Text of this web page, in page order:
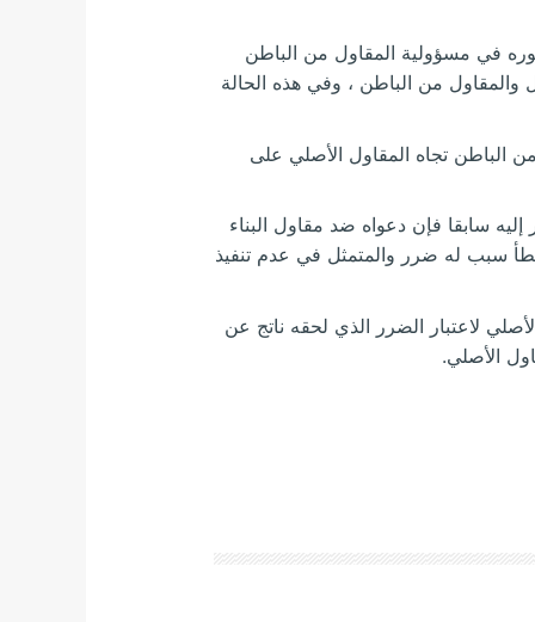
في مسؤولية المقاول من الباطن
والمقاول من الباطن ، وفي هذه الحالة
الباطن تجاه المقاول الأصلي على
سابقا فإن دعواه ضد مقاول البناء
سبب له ضرر والمتمثل في عدم تنفيذ
لاعتبار الضرر الذي لحقه ناتج عن
الأصلي.